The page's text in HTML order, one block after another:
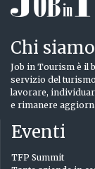
Chi siamo
Job in Tourism è il
servizio del
lavorare,
e rimanere
Eventi
TFP Summit